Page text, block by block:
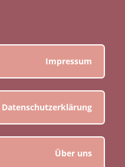
Impressum
Datenschutzerklärung
Über uns